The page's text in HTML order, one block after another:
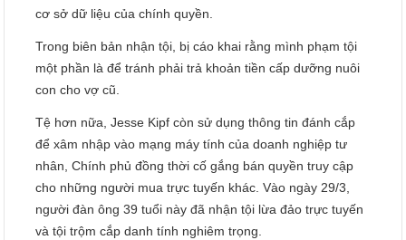
cơ sở dữ liệu của chính quyền.
Trong biên bản nhận tội, bị cáo khai rằng mình phạm tội
một phần là để tránh phải trả khoản tiền cấp dưỡng nuôi
con cho vợ cũ.
Tệ hơn nữa, Jesse Kipf còn sử dụng thông tin đánh cắp
để xâm nhập vào mạng máy tính của doanh nghiệp tư
nhân, Chính phủ đồng thời cố gắng bán quyền truy cập
cho những người mua trực tuyến khác. Vào ngày 29/3,
người đàn ông 39 tuổi này đã nhận tội lừa đảo trực tuyến
và tội trộm cắp danh tính nghiêm trọng.